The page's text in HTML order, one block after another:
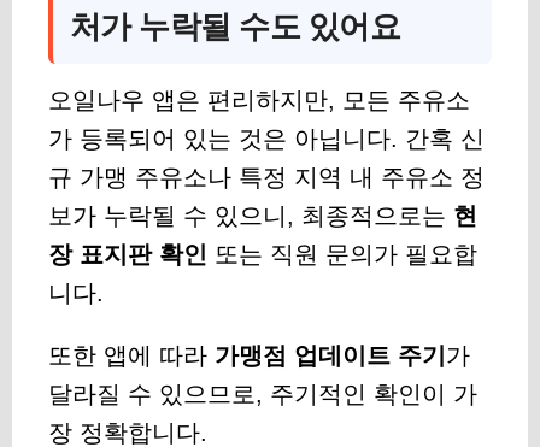
처가 누락될 수도 있어요
오일나우 앱은 편리하지만, 모든 주유소
가 등록되어 있는 것은 아닙니다. 간혹 신
규 가맹 주유소나 특정 지역 내 주유소 정
보가 누락될 수 있으니, 최종적으로는 현
장 표지판 확인 또는 직원 문의가 필요합
니다.
또한 앱에 따라 가맹점 업데이트 주기 가
달라질 수 있으므로, 주기적인 확인이 가
장 정확합니다.